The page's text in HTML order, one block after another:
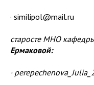
· similipol@mail.ru
старосте МНО
Ермаковой:
·